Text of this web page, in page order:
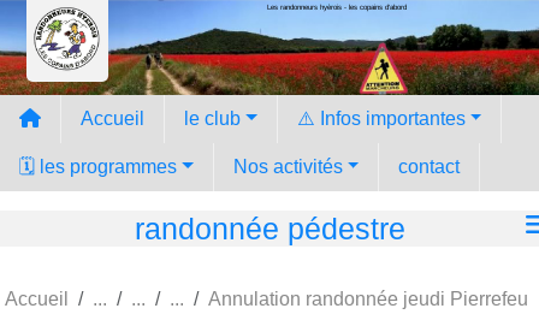
Les randonneurs hyèrois - les copains d'abord
Accueil le club ⚠️ Infos importantes
🗓️ les programmes Nos activités contact
randonnée pédestre
Accueil Annulation randonnée jeudi Pierrefeu
Panneau de gestion des cookies